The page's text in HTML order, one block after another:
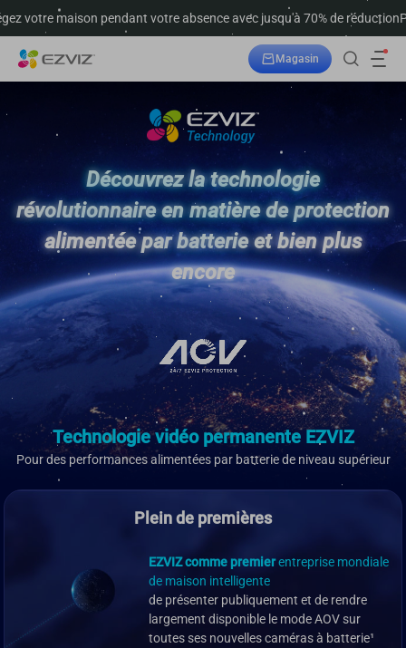
votre maison pendant votre absence avec jusqu'à 70% de réduction
Magasin
Découvrez la technologie
révolutionnaire en matière de protection
alimentée par batterie et bien plus
encore
Technologie vidéo permanente EZVIZ
Pour des performances alimentées par batterie de niveau supérieur
Plein de premières
EZVIZ comme premierentreprise mondiale
de maison intelligente
de présenter publiquement et de rendre
largement disponible le mode AOV sur
toutes ses nouvelles caméras à batterie¹